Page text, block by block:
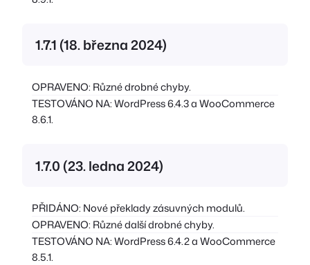
1.7.1 (18. března 2024)
OPRAVENO: Různé drobné chyby.
TESTOVÁNO NA: WordPress 6.4.3 a WooCommerce
8.6.1.
1.7.0 (23. ledna 2024)
PŘIDÁNO: Nové překlady zásuvných modulů.
OPRAVENO: Různé další drobné chyby.
TESTOVÁNO NA: WordPress 6.4.2 a WooCommerce
8.5.1.